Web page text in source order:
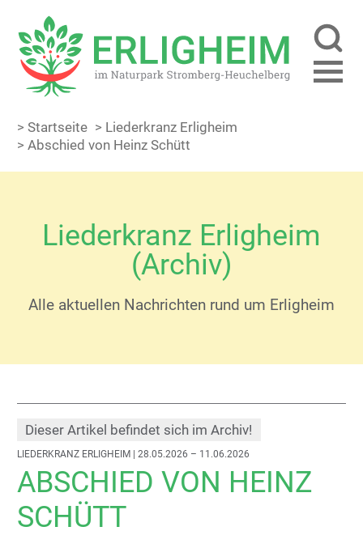
> Startseite > Liederkranz Erligheim
> Abschied von Heinz Schütt
Liederkranz Erligheim
(Archiv)
Alle aktuellen Nachrichten rund um Erligheim
Dieser Artikel befindet sich im Archiv!
LIEDERKRANZ ERLIGHEIM | 28.05.2026 – 11.06.2026
ABSCHIED VON HEINZ
SCHÜTT